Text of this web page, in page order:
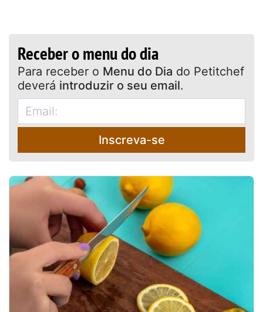
Receber o menu do dia
Para receber o Menu do Dia do Petitchef
deverá introduzir o seu email.
Inscreva-se